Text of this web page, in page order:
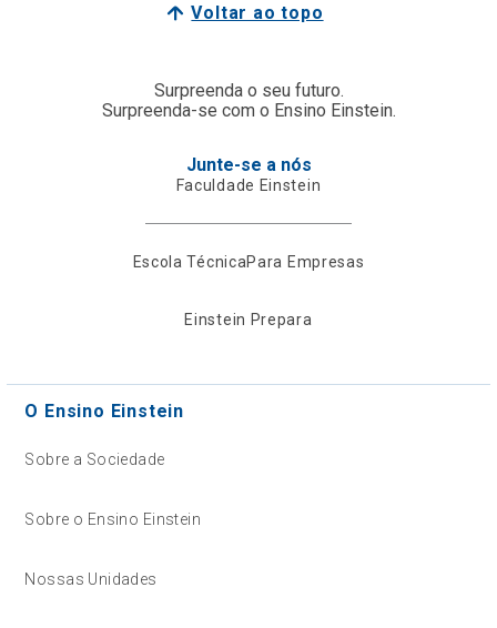
Voltar ao topo
Surpreenda o seu futuro.
Surpreenda-se com o Ensino Einstein.
Junte-se a nós
Faculdade Einstein
Escola TécnicaPara Empresas
Einstein Prepara
O Ensino Einstein
Sobre a Sociedade
Sobre o Ensino Einstein
Nossas Unidades